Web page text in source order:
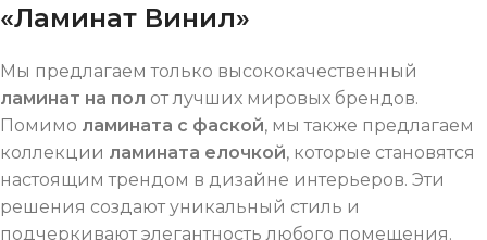
«Ламинат Винил»
Мы предлагаем только высококачественный
ламинат на пол от лучших мировых брендов.
Помимо ламината с фаской, мы также предлагаем
коллекции ламината елочкой, которые становятся
настоящим трендом в дизайне интерьеров. Эти
решения создают уникальный стиль и
подчеркивают элегантность любого помещения.